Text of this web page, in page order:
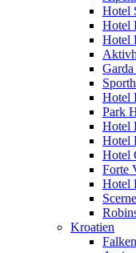
Hotel
Hotel
Hotel
Hotel
Park
Hotel
Hotel
Hotel
Forte
Hotel
Kroatien